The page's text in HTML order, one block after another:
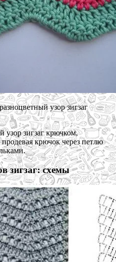
узор зигзаг
узор зигзаг крючком,
крючок через петлю
зигзаг: схемы